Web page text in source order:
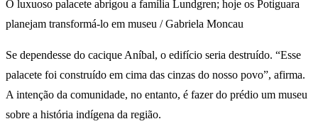
O luxuoso palacete abrigou a família Lundgren; hoje os Potiguara
planejam transformá-lo em museu / Gabriela Moncau
Se dependesse do cacique Aníbal, o edifício seria destruído. “Esse
palacete foi construído em cima das cinzas do nosso povo”, afirma.
A intenção da comunidade, no entanto, é fazer do prédio um museu
sobre a história indígena da região.